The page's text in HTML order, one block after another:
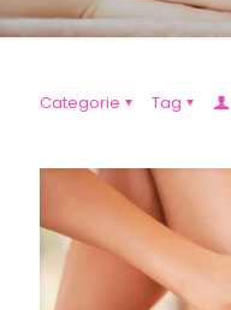
Categorie Tag